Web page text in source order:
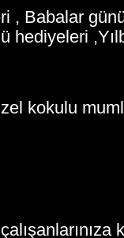
Babalar
kokulu